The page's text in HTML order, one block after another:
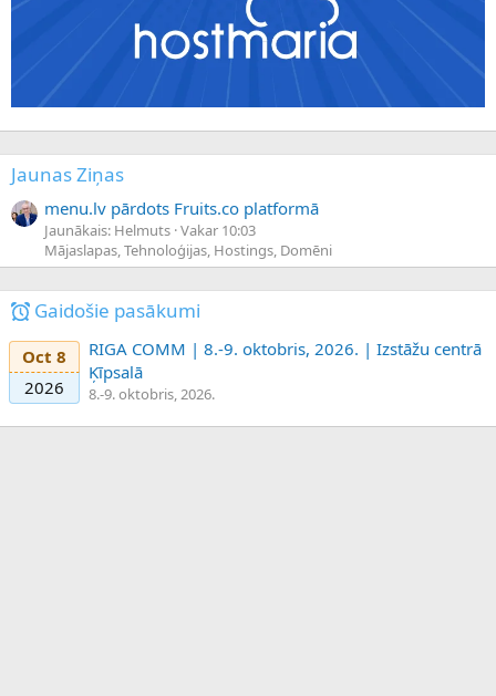
Jaunas Ziņas
menu.lv pārdots Fruits.co platformā
Jaunākais: Helmuts Vakar 10:03
Mājaslapas, Tehnoloģijas, Hostings, Domēni
Gaidošie pasākumi
Oct 8
2026
RIGA COMM | 8.-9. oktobris, 2026. | Izstāžu centrā
Ķīpsalā
8.-9. oktobris, 2026.